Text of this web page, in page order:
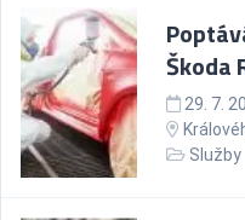
Škoda
29. 7.
Služby